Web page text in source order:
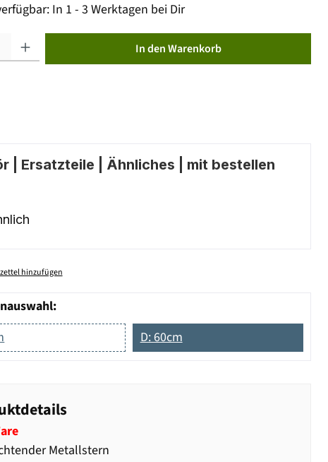
In 1 - 3 Werktagen bei Dir
In den Warenkorb
| Ersatzteile | Ähnliches | mit bestellen
hinzufügen
D: 60cm
Metallstern